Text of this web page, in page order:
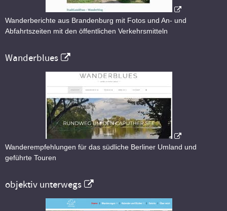
Wanderberichte aus Brandenburg mit Fotos und An- und
Abfahrtszeiten mit den öffentlichen Verkehrsmitteln
Wanderblues
Wanderempfehlungen für das südliche Berliner Umland und
geführte Touren
objektiv unterwegs